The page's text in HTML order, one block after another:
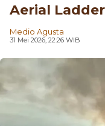
Aerial Ladder
Medio Agusta
31 Mei 2026, 22:26 WIB